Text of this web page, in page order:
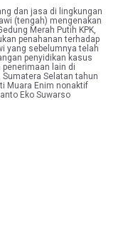
dan jasa di lingkungan
(tengah) mengenakan
Merah Putih KPK,
penahanan terhadap
yang sebelumnya telah
penyidikan kasus
lain di
Sumatera Selatan tahun
Muara Enim nonaktif
Eko Suwarso